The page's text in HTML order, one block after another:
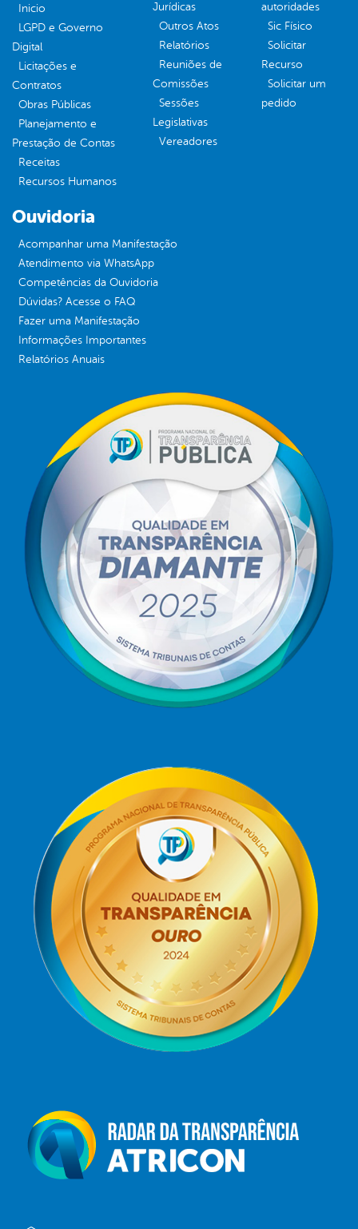
Inicio
LGPD e Governo
Digital
Licitações e
Contratos
Obras Públicas
Planejamento e
Prestação de Contas
Receitas
Recursos Humanos
Jurídicas
Outros Atos
Relatórios
Reuniões de
Comissões
Sessões
Legislativas
Vereadores
autoridades
Sic Físico
Solicitar
Recurso
Solicitar um
pedido
Ouvidoria
Acompanhar uma Manifestação
Atendimento via WhatsApp
Competências da Ouvidoria
Dúvidas? Acesse o FAQ
Fazer uma Manifestação
Informações Importantes
Relatórios Anuais